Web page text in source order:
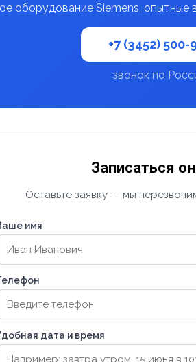
оборудование Siemens, опытные
+7 (3452) 500-
звонок по
Записаться
Оставьте заявку — мы
имя
дата и время